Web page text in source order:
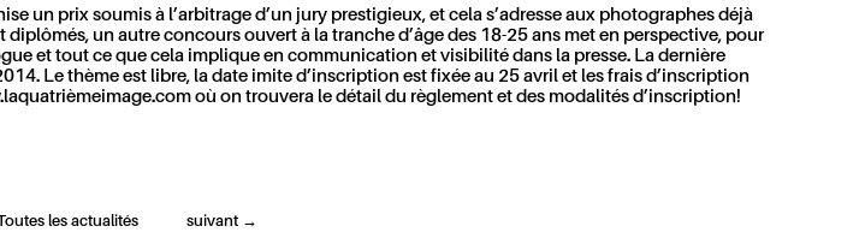
un prix soumis à l’arbitrage d’un jury prestigieux, et cela s’adresse aux photographes déjà
un autre concours ouvert à la tranche d’âge des 18-25 ans met en perspective, pour
et tout ce que cela implique en communication et visibilité dans la presse. La dernière
Le thème est libre, la date imite d’inscription est fixée au 25 avril et les frais d’inscription
où on trouvera le détail du règlement et des modalités d’inscription!
les actualités suivant →